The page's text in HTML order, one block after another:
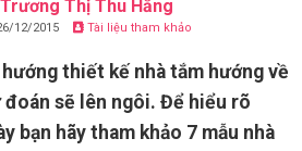
Trương Thị Thu Hằng
12/2015 Tài liệu tham khảo
thiết kế nhà tắm hướng về
sẽ lên ngôi. Để hiểu rõ
bạn hãy tham khảo 7 mẫu nhà